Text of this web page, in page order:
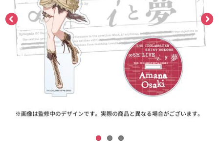
鉄拳
太鼓の達人
ACE COMBAT
ナムコクラシック
スサノオマジック